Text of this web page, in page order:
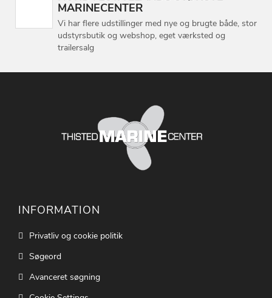
MARINECENTER
Vi har flere udstillinger med nye og brugte både, stor
udstyrsbutik og webshop, eget værksted og
trailersalg
INFORMATION
Privatliv og cookie politik
Søgeord
Avanceret søgning